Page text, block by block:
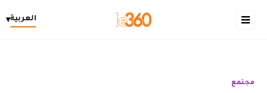
العربية▾
مجتمع